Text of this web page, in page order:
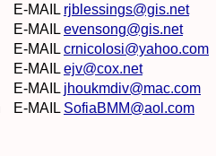
E-MAIL rjblessings@gis.net
E-MAIL evensong@gis.net
E-MAIL crnicolosi@yahoo.com
E-MAIL ejv@cox.net
E-MAIL jhoukmdiv@mac.com
E-MAIL SofiaBMM@aol.com